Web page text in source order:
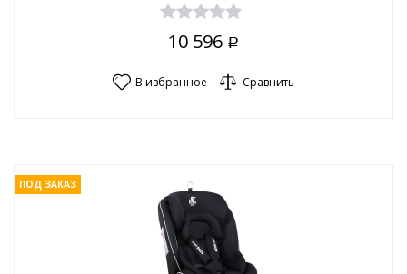
10 596 Р
В избранное Сравнить
ПОД ЗАКАЗ